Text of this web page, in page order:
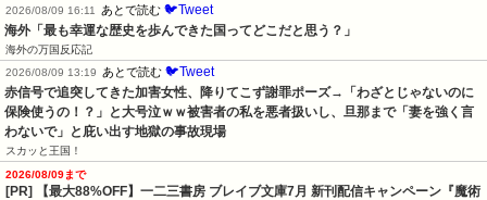
2026/08/09 16:11
あとで読む 🐦Tweet
海外「最も幸運な歴史を歩んできた国ってどこだと思う？」
海外の万国反応記
2026/08/09 13:19
あとで読む 🐦Tweet
赤信号で追突してきた加害女性、降りてこず謝罪ポーズ→「わざとじゃないのに
保険使うの！？」と大号泣ｗｗ被害者の私を悪者扱いし、旦那まで「妻を強く言
わないで」と庇い出す地獄の事故現場
スカッと王国！
2026/08/09まで
[PR] 【最大88%OFF】一二三書房 ブレイブ文庫7月 新刊配信キャンペーン『魔術